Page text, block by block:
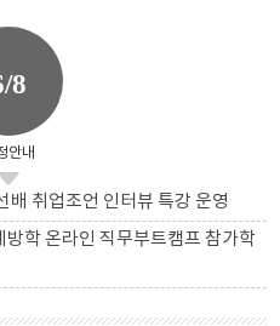
8
안내
배 취업조언 인터뷰 특강 운영
방학 온라인 직무부트캠프 참가학